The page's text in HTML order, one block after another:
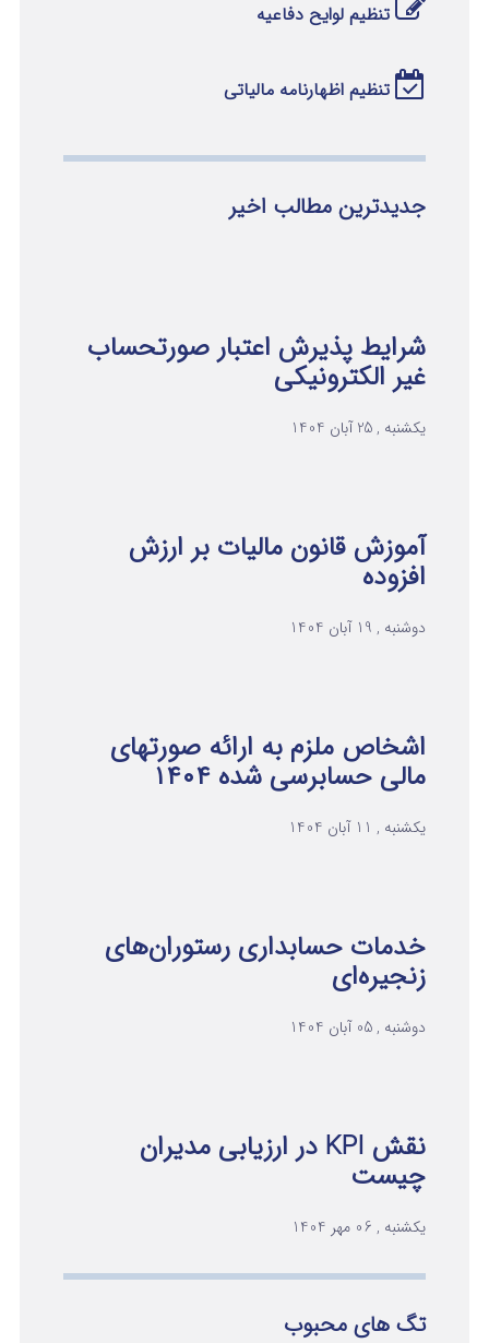
تنظیم لوایح دفاعیه
تنظیم اظهارنامه مالیاتی
جدیدترین مطالب اخیر
شرایط پذیرش اعتبار صورتحساب
غیر الکترونیکی
یکشنبه , 25 آبان 1404
آموزش قانون مالیات بر ارزش
افزوده
دوشنبه , 19 آبان 1404
اشخاص ملزم به ارائه صورتهای
مالی حسابرسی شده ۱۴۰۴
یکشنبه , 11 آبان 1404
خدمات حسابداری رستوران‌های
زنجیره‌ای
دوشنبه , 05 آبان 1404
نقش KPI در ارزیابی مدیران
چیست
یکشنبه , 06 مهر 1404
تگ های محبوب